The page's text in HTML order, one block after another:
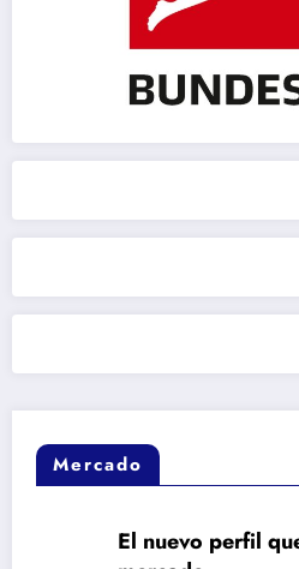
Mercado
El nuevo perfil que